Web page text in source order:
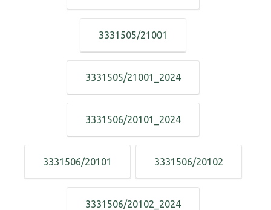
3331505/21001
3331505/21001_2024
3331506/20101_2024
3331506/20101 3331506/20102
3331506/20102_2024